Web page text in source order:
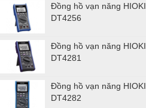
Đồng hồ vạn năng HIOKI
DT4256
Đồng hồ vạn năng HIOKI
DT4281
Đồng hồ vạn năng HIOKI
DT4282